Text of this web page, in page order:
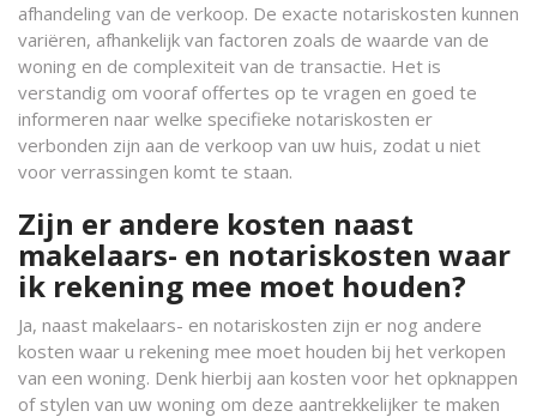
afhandeling van de verkoop. De exacte notariskosten kunnen
variëren, afhankelijk van factoren zoals de waarde van de
woning en de complexiteit van de transactie. Het is
verstandig om vooraf offertes op te vragen en goed te
informeren naar welke specifieke notariskosten er
verbonden zijn aan de verkoop van uw huis, zodat u niet
voor verrassingen komt te staan.
Zijn er andere kosten naast
makelaars- en notariskosten waar
ik rekening mee moet houden?
Ja, naast makelaars- en notariskosten zijn er nog andere
kosten waar u rekening mee moet houden bij het verkopen
van een woning. Denk hierbij aan kosten voor het opknappen
of stylen van uw woning om deze aantrekkelijker te maken